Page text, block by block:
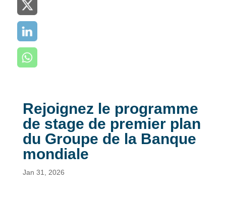
Rejoignez le programme
de stage de premier plan
du Groupe de la Banque
mondiale
Jan 31, 2026